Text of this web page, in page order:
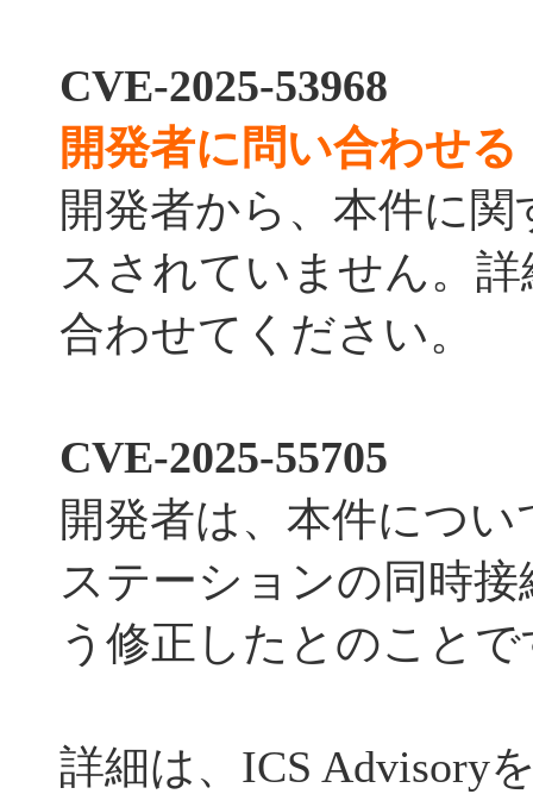
CVE-2025-53968
開発者に問い合わせる
開発者から、本件に
スされていません。
合わせてください。
CVE-2025-55705
開発者は、本件につ
ステーションの同時
う修正したとのことで
詳細は、ICS Advisory